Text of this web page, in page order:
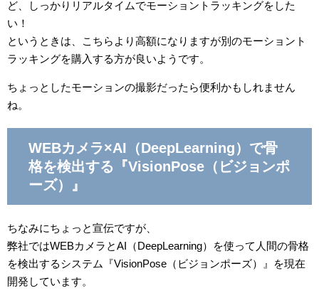
ど、しっかりリアルタイムでモーショントラッキングをした
い！
というときは、こちらより高額になりますが別のモーショント
ラッキングを購入する方が良いようです。
ちょっとしたモーションの撮影だったら便利かもしれません
ね。
WEBカメラ×AI（DeepLearning）で骨
格を検出する『VisionPose（ビジョンポ
ーズ）』
ちなみにちょっと宣伝ですが、
弊社ではWEBカメラとAI（DeepLearning）を使って人間の骨格
を検出するシステム『VisionPose（ビジョンポーズ）』を現在
開発しています。